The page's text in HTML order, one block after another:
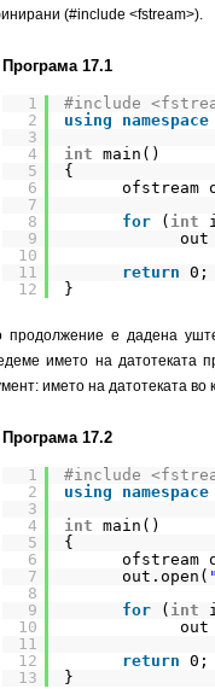
(#include <fstream>).
Програма 17.1
1
2
3
4
5
6
7
8
9
10
11
12
#include
using
namespace
int main()
{
ofstream
for
( int
out
return 0;
}
продолжение е дадена
името на датотеката
името на датотеката
Програма 17.2
1
2
3
4
5
6
7
8
9
10
11
12
13
#include
using
namespace
int main()
{
ofstream
out.open(
for
( int
out
return 0;
}